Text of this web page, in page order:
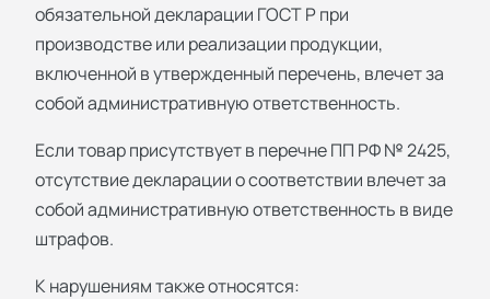
обязательной декларации ГОСТ Р при
производстве или реализации продукции,
включенной в утвержденный перечень, влечет за
собой административную ответственность.
Если товар присутствует в перечне ПП РФ № 2425,
отсутствие декларации о соответствии влечет за
собой административную ответственность в виде
штрафов.
К нарушениям также относятся: